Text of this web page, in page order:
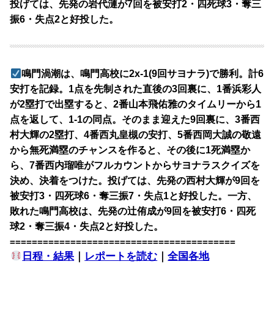
投げては、先発の岩代漣が7回を被安打2・四死球3・奪三
振6・失点2と好投した。
鳴門渦潮は、鳴門高校に2x-1(9回サヨナラ)で勝利。計6
安打を記録。1点を先制された直後の3回裏に、1番浜彩人
が2塁打で出塁すると、2番山本飛佑雅のタイムリーから1
点を返して、1-1の同点。そのまま迎えた9回裏に、3番西
村大輝の2塁打、4番西丸皇槻の安打、5番西岡大誠の敬遠
から無死満塁のチャンスを作ると、その後に1死満塁か
ら、7番西内瑠唯がフルカウントからサヨナラスクイズを
決め、決着をつけた。投げては、先発の西村大輝が9回を
被安打3・四死球6・奪三振7・失点1と好投した。一方、
敗れた鳴門高校は、先発の辻侑成が9回を被安打6・四死
球2・奪三振4・失点2と好投した。
=========================================
日程・結果｜ レポートを読む ｜全国各地